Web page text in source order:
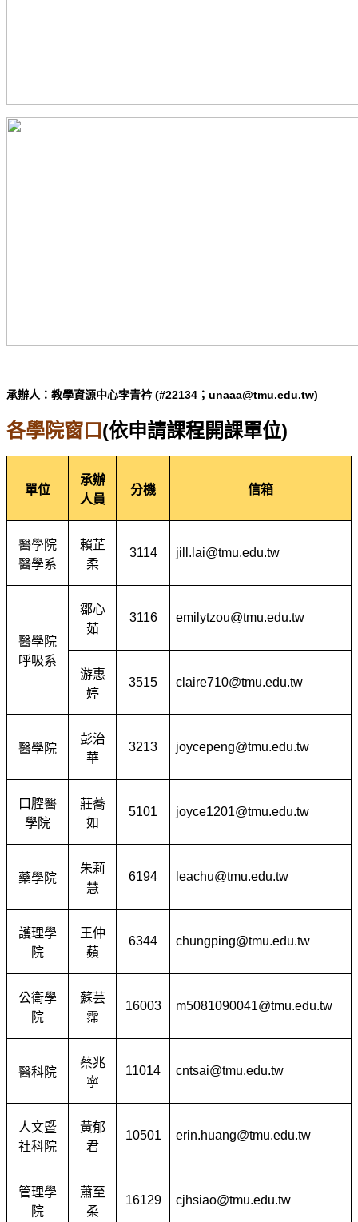
承辦人：教學資源中心李青衿 (#22134；unaaa@tmu.edu.tw)
各學院窗口(依申請課程開課單位)
單位
承辦
人員
分機 信箱
醫學院
醫學系
賴芷
柔
3114 jill.lai@tmu.edu.tw
醫學院
呼吸系
鄒心
茹
3116 emilytzou@tmu.edu.tw
游惠
婷
3515 claire710@tmu.edu.tw
醫學院
彭治
華
3213 joycepeng@tmu.edu.tw
口腔醫
學院
莊蕎
如
5101 joyce1201@tmu.edu.tw
藥學院
朱莉
慧
6194 leachu@tmu.edu.tw
護理學
院
王仲
蘋
6344 chungping@tmu.edu.tw
公衛學
院
蘇芸
霈
16003 m5081090041@tmu.edu.tw
醫科院
蔡兆
寧
11014 cntsai@tmu.edu.tw
人文暨
社科院
黃郁
君
10501 erin.huang@tmu.edu.tw
管理學
院
蕭至
柔
16129 cjhsiao@tmu.edu.tw